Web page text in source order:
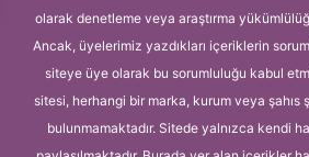
olarak denetleme veya araştırma
Ancak, üyelerimiz yazdıkları içeriklerin
siteye üye olarak bu sorumluluğu kabul
sitesi, herhangi bir marka, kurum veya şahıs
bulunmamaktadır. Sitede yalnızca kendi